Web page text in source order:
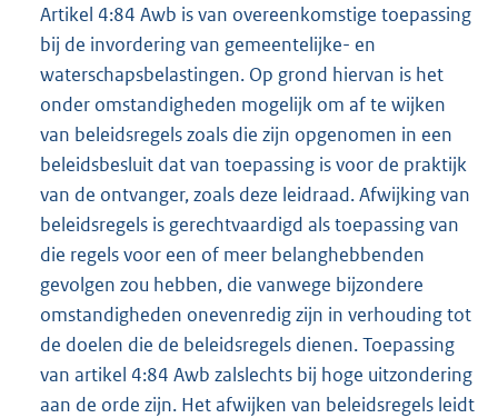
Artikel 4:84 Awb is van overeenkomstige toepassing
bij de invordering van gemeentelijke- en
waterschapsbelastingen. Op grond hiervan is het
onder omstandigheden mogelijk om af te wijken
van beleidsregels zoals die zijn opgenomen in een
beleidsbesluit dat van toepassing is voor de praktijk
van de ontvanger, zoals deze leidraad. Afwijking van
beleidsregels is gerechtvaardigd als toepassing van
die regels voor een of meer belanghebbenden
gevolgen zou hebben, die vanwege bijzondere
omstandigheden onevenredig zijn in verhouding tot
de doelen die de beleidsregels dienen. Toepassing
van artikel 4:84 Awb zalslechts bij hoge uitzondering
aan de orde zijn. Het afwijken van beleidsregels leidt